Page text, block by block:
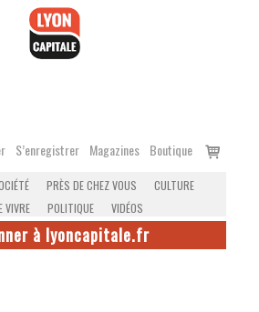
S’enregistrer Magazines Boutique
Voir
PRÈS DE CHEZ VOUS
CULTURE
VIVRE
POLITIQUE VIDÉOS
à lyoncapitale.fr